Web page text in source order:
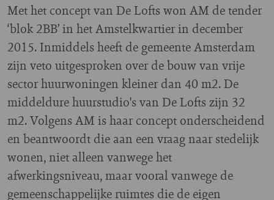
Met het concept van De Lofts won AM de tender
‘blok 2BB’ in het Amstelkwartier in december
2015. Inmiddels heeft de gemeente Amsterdam
zijn veto uitgesproken over de bouw van vrije
sector huurwoningen kleiner dan 40 m2. De
middeldure huurstudio's van De Lofts zijn 32
m2. Volgens AM is haar concept onderscheidend
en beantwoordt die aan een vraag naar stedelijk
wonen, niet alleen vanwege het
afwerkingsniveau, maar vooral vanwege de
gemeenschappelijke ruimtes die de eigen